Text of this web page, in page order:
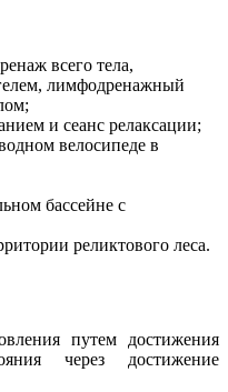
всего тела,
лимфодренажный
и сеанс релаксации;
велосипеде в
бассейне с
реликтового леса.
путем достижения
через достижение